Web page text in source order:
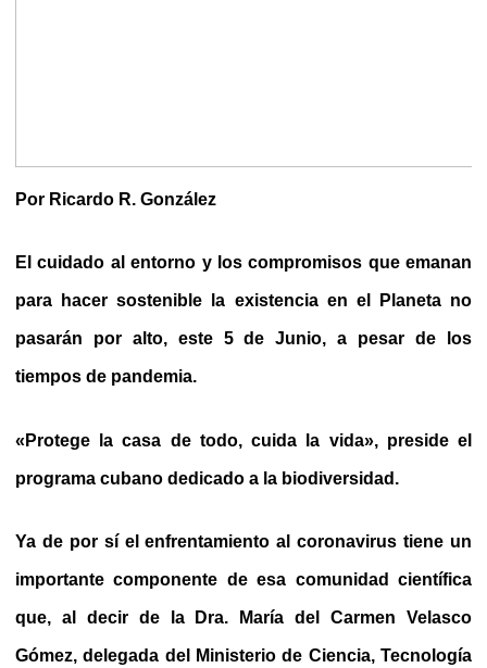
Por Ricardo R. González
El cuidado al entorno y los compromisos que emanan
para hacer sostenible la existencia en el Planeta no
pasarán por alto, este 5 de Junio, a pesar de los
tiempos de pandemia.
«Protege la casa de todo, cuida la vida», preside el
programa cubano dedicado a la biodiversidad.
Ya de por sí el enfrentamiento al coronavirus tiene un
importante componente de esa comunidad científica
que, al decir de la Dra. María del Carmen Velasco
Gómez, delegada del Ministerio de Ciencia, Tecnología